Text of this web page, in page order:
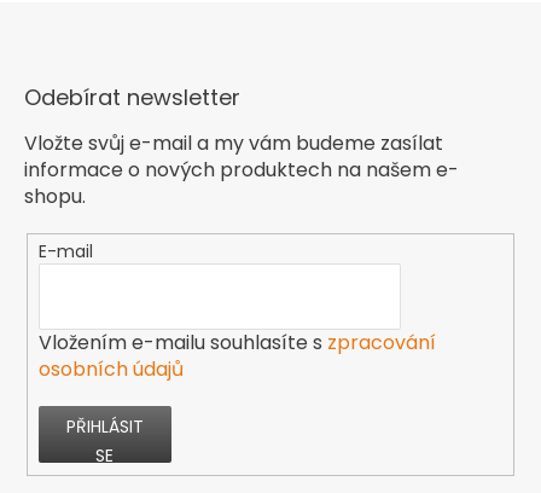
Odebírat newsletter
Vložte svůj e-mail a my vám budeme zasílat
informace o nových produktech na našem e-
shopu.
E-mail
Vložením e-mailu souhlasíte s zpracování
osobních údajů
PŘIHLÁSIT
SE